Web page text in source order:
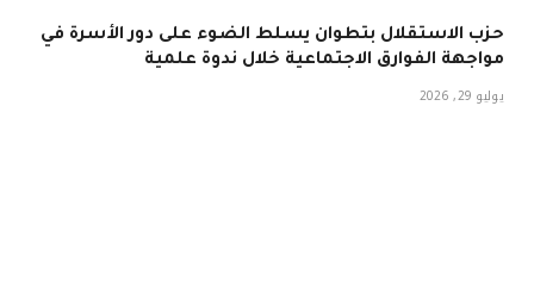
حزب الاستقلال بتطوان يسلط الضوء على دور الأسرة في
مواجهة الفوارق الاجتماعية خلال ندوة علمية
يوليو 29, 2026